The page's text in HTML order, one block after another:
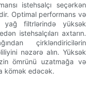
istehsalçı seçərkən
Optimal performans və
filtrlərində yüksək
istehsalçıları axtarın.
çirkləndiricilərin
nəzərə alın. Yüksək
ömrünü uzatmağa və
kömək edəcək.